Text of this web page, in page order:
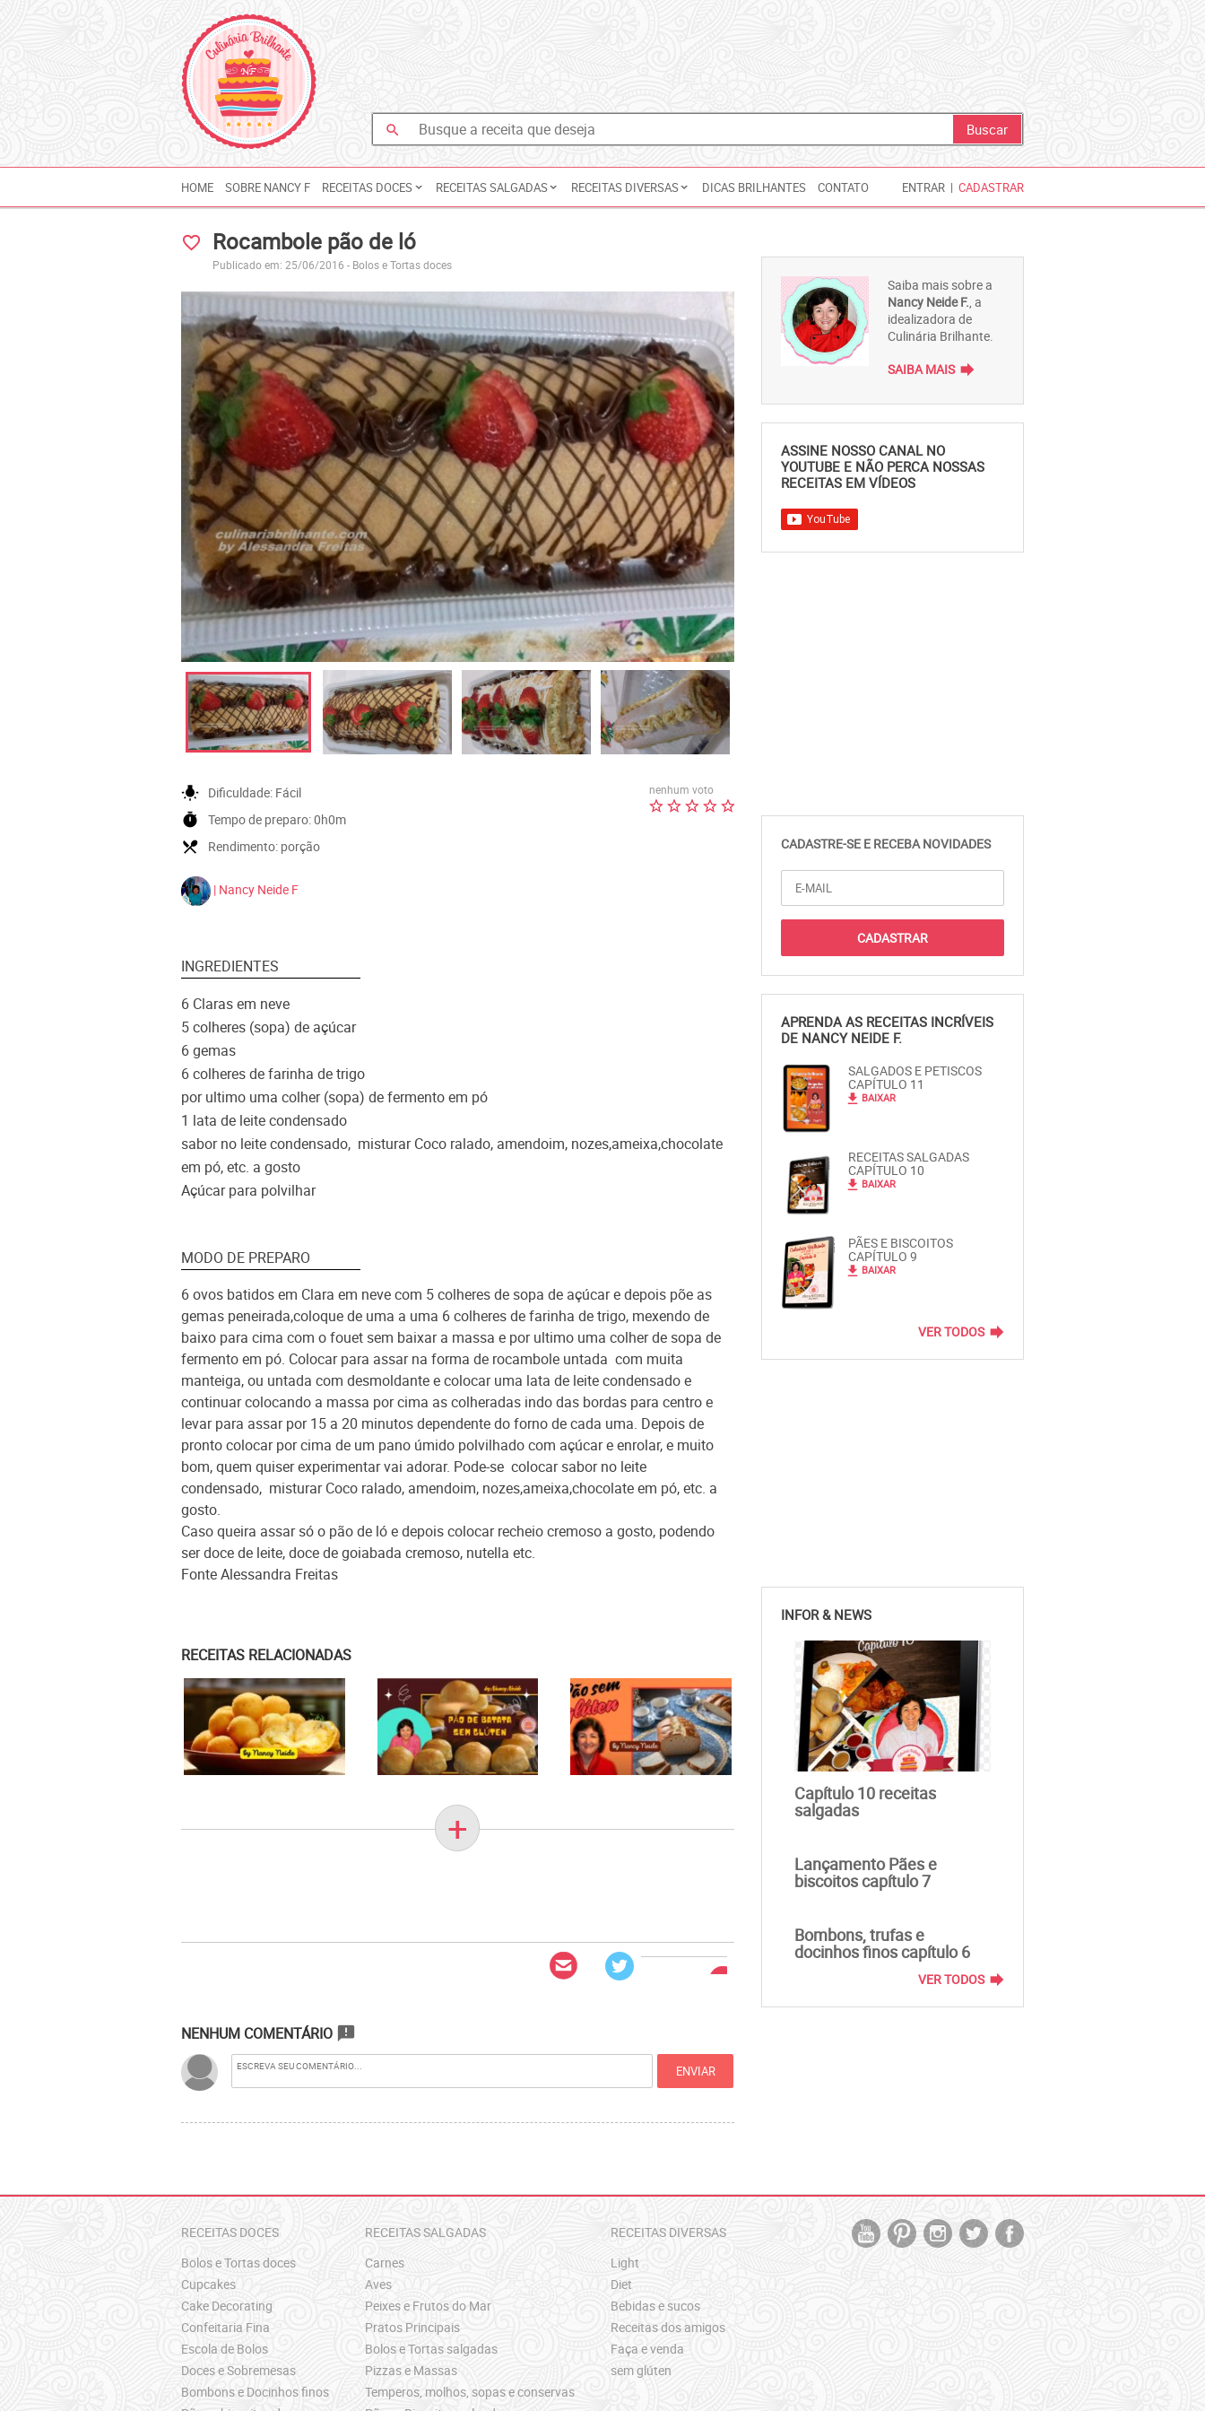
search
HOME SOBRE NANCY F RECEITAS DOCES RECEITAS SALGADAS RECEITAS DIVERSAS DICAS BRILHANTES CONTATO ENTRAR | CADASTRAR
favorite_border Rocambole pão de ló
Publicado em: 25/06/2016 - Bolos e Tortas doces
nenhum voto
wb_incandescent Dificuldade: Fácil
timer Tempo de preparo:0h0m
local_dining Rendimento: porção
| Nancy Neide F
INGREDIENTES
6 Claras em neve
5 colheres (sopa) de açúcar
6 gemas
6 colheres de farinha de trigo
por ultimo uma colher (sopa) de fermento em pó
1 lata de leite condensado
sabor no leite condensado, misturar Coco ralado, amendoim, nozes,ameixa,chocolate
em pó, etc. a gosto
Açúcar para polvilhar
MODO DE PREPARO
6 ovos batidos em Clara em neve com 5 colheres de sopa de açúcar e depois põe as
gemas peneirada,coloque de uma a uma 6 colheres de farinha de trigo, mexendo de
baixo para cima com o fouet sem baixar a massa e por ultimo uma colher de sopa de
fermento em pó. Colocar para assar na forma de rocambole untada com muita
manteiga, ou untada com desmoldante e colocar uma lata de leite condensado e
continuar colocando a massa por cima as colheradas indo das bordas para centro e
levar para assar por 15 a 20 minutos dependente do forno de cada uma. Depois de
pronto colocar por cima de um pano úmido polvilhado com açúcar e enrolar, e muito
bom, quem quiser experimentar vai adorar. Pode-se colocar sabor no leite
condensado, misturar Coco ralado, amendoim, nozes,ameixa,chocolate em pó, etc. a
gosto.
Caso queira assar só o pão de ló e depois colocar recheio cremoso a gosto, podendo
ser doce de leite, doce de goiabada cremoso, nutella etc.
Fonte Alessandra Freitas
RECEITAS RELACIONADAS
+
NENHUM COMENTÁRIO announcement
Saiba mais sobre a
Nancy Neide F., a
idealizadora de
Culinária Brilhante.
SAIBA MAIS forward
ASSINE NOSSO CANAL NO
YOUTUBE E NÃO PERCA NOSSAS
RECEITAS EM VÍDEOS
CADASTRE-SE E RECEBA NOVIDADES
APRENDA AS RECEITAS INCRÍVEIS
DE NANCY NEIDE F.
SALGADOS E PETISCOS
CAPÍTULO 11
file_download BAIXAR
RECEITAS SALGADAS
CAPÍTULO 10
file_download BAIXAR
PÃES E BISCOITOS
CAPÍTULO 9
file_download BAIXAR
VER TODOS forward
INFOR & NEWS
Capítulo 10 receitas
salgadas
Lançamento Pães e
biscoitos capítulo 7
Bombons, trufas e
docinhos finos capítulo 6
VER TODOS forward
RECEITAS DOCES
Bolos e Tortas doces
Cupcakes
Cake Decorating
Confeitaria Fina
Escola de Bolos
Doces e Sobremesas
Bombons e Docinhos finos
RECEITAS SALGADAS
Carnes
Aves
Peixes e Frutos do Mar
Pratos Principais
Bolos e Tortas salgadas
Pizzas e Massas
Temperos, molhos, sopas e conservas
RECEITAS DIVERSAS
Light
Diet
Bebidas e sucos
Receitas dos amigos
Faça e venda
sem glúten